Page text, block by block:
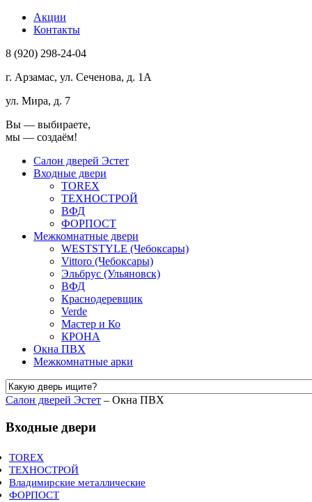
Акции
Контакты
8 (920) 298-24-04
г. Арзамас, ул. Сеченова, д. 1А
ул. Мира, д. 7
Вы ― выбираете,
мы ― создаём!
Салон дверей Эстет
Входные двери
TOREX
ТЕХНОСТРОЙ
ВФД
ФОРПОСТ
Межкомнатные двери
WESTSTYLE (Чебоксары)
Vittoro (Чебоксары)
Эльбрус (Ульяновск)
ВФД
Краснодеревщик
Verde
Мастер и Ко
КРОНА
Окна ПВХ
Межкомнатные арки
Салон дверей Эстет – Окна ПВХ
Входные двери
TOREX
ULTRA M
DELTA
SUPER OMEGA
ТЕХНОСТРОЙ
СЕРИЯ ЭКОНОМ
СЕРИЯ СТАНДАРТ
Владимирские металлические
Стандарт
ФОРПОСТ